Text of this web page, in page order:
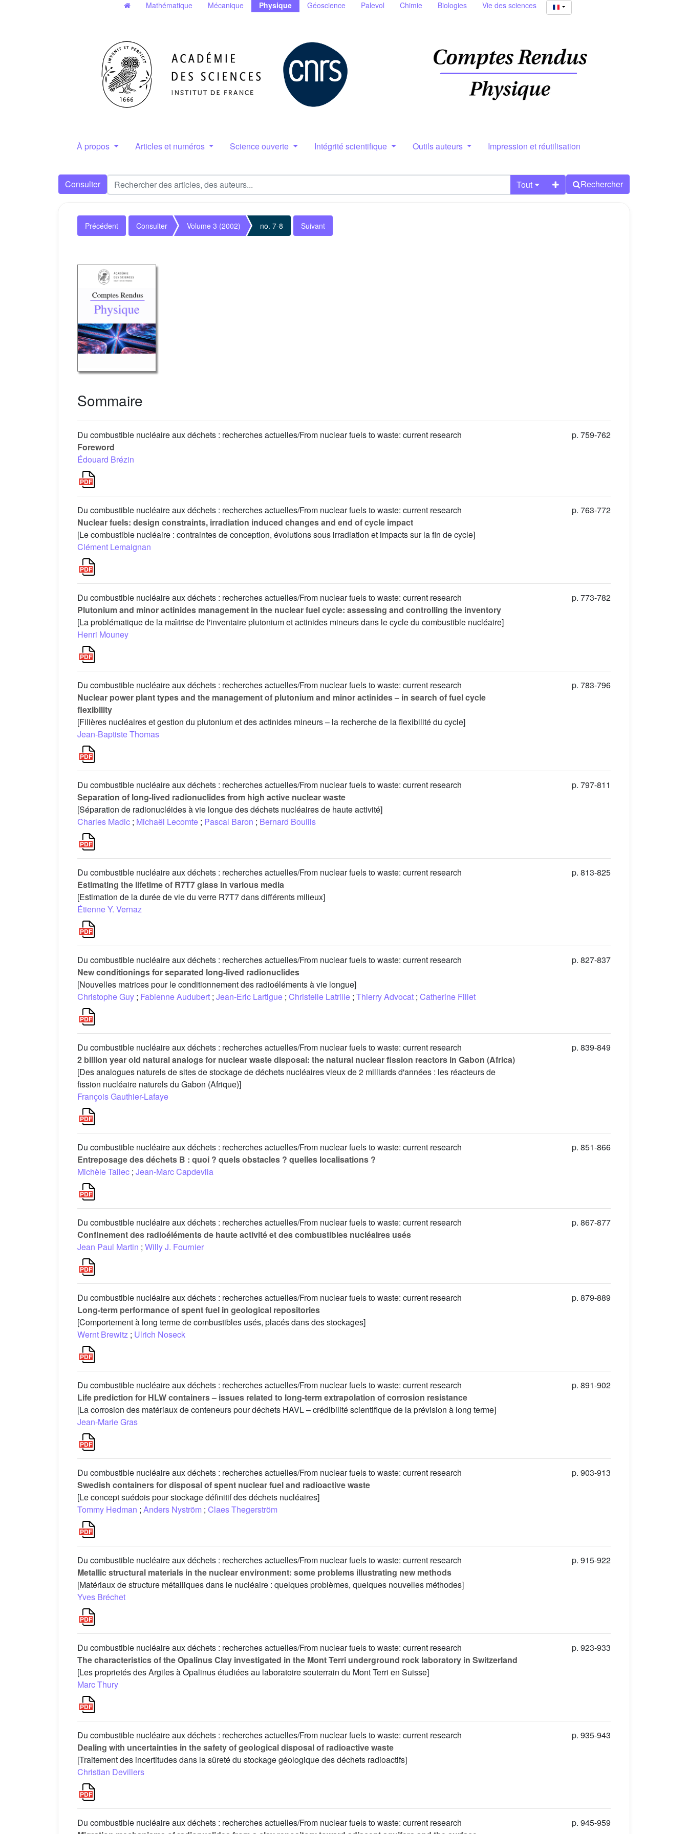
Mathématique Mécanique Physique Géoscience Palevol Chimie Biologies Vie des sciences
À propos Articles et numéros Science ouverte Intégrité scientifique Outils auteurs Impression et réutilisation
Consulter Tout Rechercher
Précédent Consulter Volume 3 (2002) no. 7-8 Suivant
Sommaire
Du combustible nucléaire aux déchets : recherches actuelles/From nuclear fuels to waste: current research
Foreword
Édouard Brézin
p. 759-762
Du combustible nucléaire aux déchets : recherches actuelles/From nuclear fuels to waste: current research
Nuclear fuels: design constraints, irradiation induced changes and end of cycle impact
[Le combustible nucléaire : contraintes de conception, évolutions sous irradiation et impacts sur la fin de cycle]
Clément Lemaignan
p. 763-772
Du combustible nucléaire aux déchets : recherches actuelles/From nuclear fuels to waste: current research
Plutonium and minor actinides management in the nuclear fuel cycle: assessing and controlling the inventory
[La problématique de la maı̂trise de l'inventaire plutonium et actinides mineurs dans le cycle du combustible nucléaire]
Henri Mouney
p. 773-782
Du combustible nucléaire aux déchets : recherches actuelles/From nuclear fuels to waste: current research
Nuclear power plant types and the management of plutonium and minor actinides – in search of fuel cycle
flexibility
[Filières nucléaires et gestion du plutonium et des actinides mineurs – la recherche de la flexibilité du cycle]
Jean-Baptiste Thomas
p. 783-796
Du combustible nucléaire aux déchets : recherches actuelles/From nuclear fuels to waste: current research
Separation of long-lived radionuclides from high active nuclear waste
[Séparation de radionucléides à vie longue des déchets nucléaires de haute activité]
Charles Madic ; Michaël Lecomte ; Pascal Baron ; Bernard Boullis
p. 797-811
Du combustible nucléaire aux déchets : recherches actuelles/From nuclear fuels to waste: current research
Estimating the lifetime of R7T7 glass in various media
[Estimation de la durée de vie du verre R7T7 dans différents milieux]
Étienne Y. Vernaz
p. 813-825
Du combustible nucléaire aux déchets : recherches actuelles/From nuclear fuels to waste: current research
New conditionings for separated long-lived radionuclides
[Nouvelles matrices pour le conditionnement des radioéléments à vie longue]
Christophe Guy ; Fabienne Audubert ; Jean-Eric Lartigue ; Christelle Latrille ; Thierry Advocat ; Catherine Fillet
p. 827-837
Du combustible nucléaire aux déchets : recherches actuelles/From nuclear fuels to waste: current research
2 billion year old natural analogs for nuclear waste disposal: the natural nuclear fission reactors in Gabon (Africa)
[Des analogues naturels de sites de stockage de déchets nucléaires vieux de 2 milliards d'années : les réacteurs de
fission nucléaire naturels du Gabon (Afrique)]
François Gauthier-Lafaye
p. 839-849
Du combustible nucléaire aux déchets : recherches actuelles/From nuclear fuels to waste: current research
Entreposage des déchets B : quoi ? quels obstacles ? quelles localisations ?
Michèle Tallec ; Jean-Marc Capdevila
p. 851-866
Du combustible nucléaire aux déchets : recherches actuelles/From nuclear fuels to waste: current research
Confinement des radioéléments de haute activité et des combustibles nucléaires usés
Jean Paul Martin ; Willy J. Fournier
p. 867-877
Du combustible nucléaire aux déchets : recherches actuelles/From nuclear fuels to waste: current research
Long-term performance of spent fuel in geological repositories
[Comportement à long terme de combustibles usés, placés dans des stockages]
Wernt Brewitz ; Ulrich Noseck
p. 879-889
Du combustible nucléaire aux déchets : recherches actuelles/From nuclear fuels to waste: current research
Life prediction for HLW containers – issues related to long-term extrapolation of corrosion resistance
[La corrosion des matériaux de conteneurs pour déchets HAVL – crédibilité scientifique de la prévision à long terme]
Jean-Marie Gras
p. 891-902
Du combustible nucléaire aux déchets : recherches actuelles/From nuclear fuels to waste: current research
Swedish containers for disposal of spent nuclear fuel and radioactive waste
[Le concept suédois pour stockage définitif des déchets nucléaires]
Tommy Hedman ; Anders Nyström ; Claes Thegerström
p. 903-913
Du combustible nucléaire aux déchets : recherches actuelles/From nuclear fuels to waste: current research
Metallic structural materials in the nuclear environment: some problems illustrating new methods
[Matériaux de structure métalliques dans le nucléaire : quelques problèmes, quelques nouvelles méthodes]
Yves Bréchet
p. 915-922
Du combustible nucléaire aux déchets : recherches actuelles/From nuclear fuels to waste: current research
The characteristics of the Opalinus Clay investigated in the Mont Terri underground rock laboratory in Switzerland
[Les proprietés des Argiles à Opalinus étudiées au laboratoire souterrain du Mont Terri en Suisse]
Marc Thury
p. 923-933
Du combustible nucléaire aux déchets : recherches actuelles/From nuclear fuels to waste: current research
Dealing with uncertainties in the safety of geological disposal of radioactive waste
[Traitement des incertitudes dans la sûreté du stockage géologique des déchets radioactifs]
Christian Devillers
p. 935-943
Du combustible nucléaire aux déchets : recherches actuelles/From nuclear fuels to waste: current research
p. 945-959